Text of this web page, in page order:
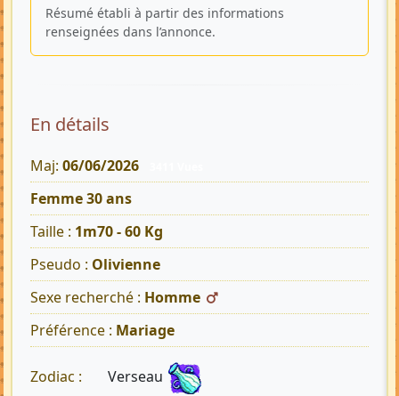
Résumé établi à partir des informations
renseignées dans l’annonce.
En détails
Maj: 06/06/2026
Femme 30 ans
Taille : 1m70 - 60 Kg
Pseudo : Olivienne
Sexe recherché : Homme
Préférence : Mariage
Zodiac : Verseau